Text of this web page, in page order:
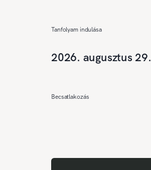
Tanfolyam indulása
2026. augusztus 29.
Becsatlakozás